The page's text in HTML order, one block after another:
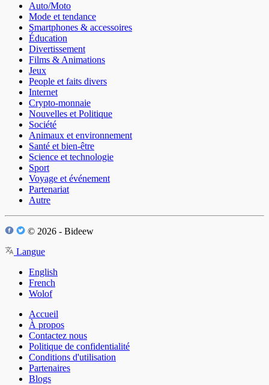
Auto/Moto
Mode et tendance
Smartphones & accessoires
Éducation
Divertissement
Films & Animations
Jeux
People et faits divers
Internet
Crypto-monnaie
Nouvelles et Politique
Société
Animaux et environnement
Santé et bien-être
Science et technologie
Sport
Voyage et événement
Partenariat
Autre
© 2026 - Bideew
Langue
English
French
Wolof
Accueil
À propos
Contactez nous
Politique de confidentialité
Conditions d'utilisation
Partenaires
Blogs